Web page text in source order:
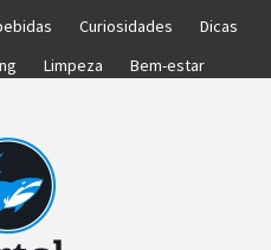
Curiosidades
Dicas
Limpeza Bem-estar